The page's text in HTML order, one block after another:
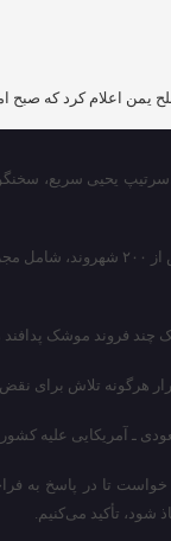
یمن اعلام کرد که صبح
در این بیانیه آمده است
چند فروند موشک
تلاش برای نقض
ـ آمریکایی علیه
تا در پاسخ به
شود، تأکید می‌کنیم.